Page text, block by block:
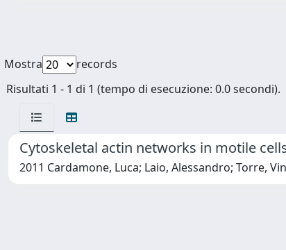
Mostra
records
Risultati 1 - 1 di 1 (tempo di esecuzione: 0.0 secondi).
Cytoskeletal actin networks in motile
2011 Cardamone, Luca; Laio, Alessandro; Torre,